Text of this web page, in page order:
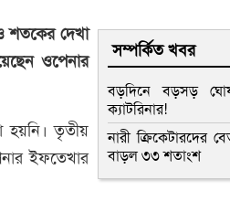
সম্পর্কিত খবর
বড়দিনে বড়সড়
ক্যাটরিনার!
নারী ক্রিকেটারদের
বাড়ল ৩৩ শতাংশ
শতকের দেখা
ওপেনার
হয়নি। তৃতীয়
ইফতেখার